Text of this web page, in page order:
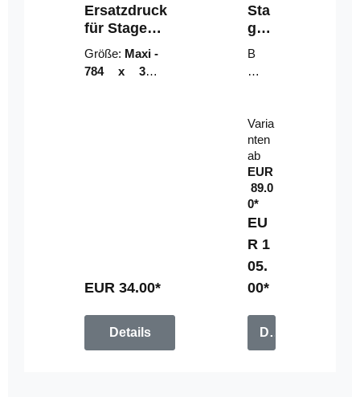
Ersatzdruck
für Stage
Riser
Größe: Maxi -
784 x 314
EUR 34.00*
Details
Sta
geri
ser-
LE
D-
el
B
un
mi
t
Fe
rn
be
di
en
u
n
g
Varia
nten
ab
EUR
89.0
0*
EU
R 1
05.
00*
Details